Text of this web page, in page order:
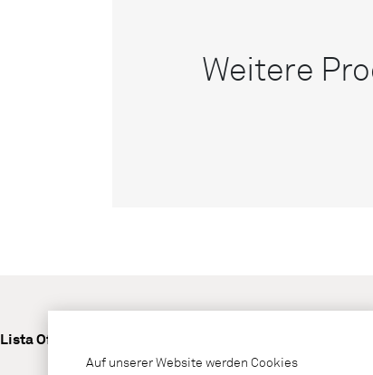
Weitere
Lista Office LO
Auf unserer Website werden Cookies